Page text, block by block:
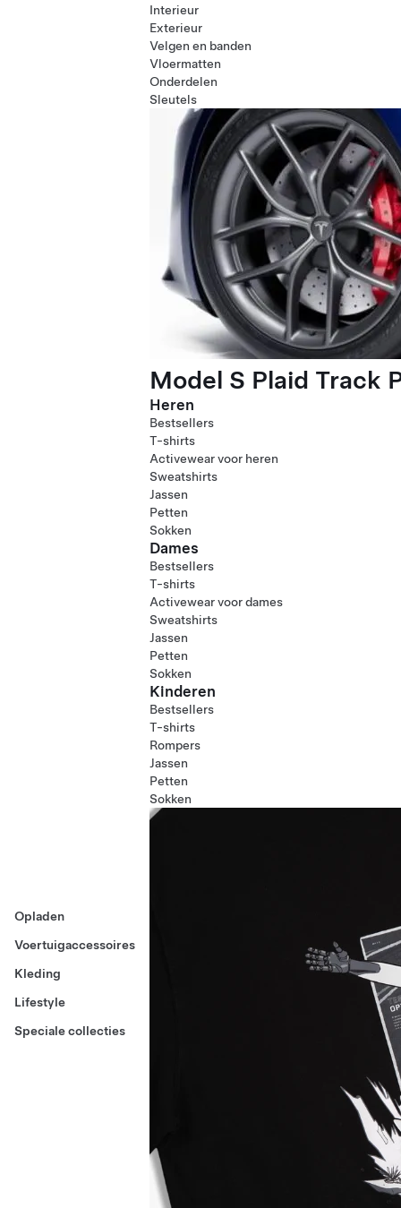
Opladen
Voertuigaccessoires
Kleding
Lifestyle
Speciale collecties
Interieur
Exterieur
Velgen en banden
Vloermatten
Onderdelen
Sleutels
Model S Plaid Track
Heren
Bestsellers
T-shirts
Activewear voor heren
Sweatshirts
Jassen
Petten
Sokken
Dames
Bestsellers
T-shirts
Activewear voor dames
Sweatshirts
Jassen
Petten
Sokken
Kinderen
Bestsellers
T-shirts
Rompers
Jassen
Petten
Sokken